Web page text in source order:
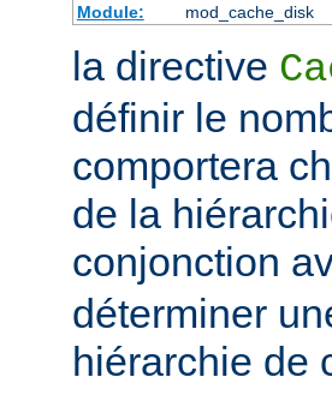
Module:
mod_cache_disk
la directive
définir le
comportera
de la
conjonction
déterminer
hiérarchie de